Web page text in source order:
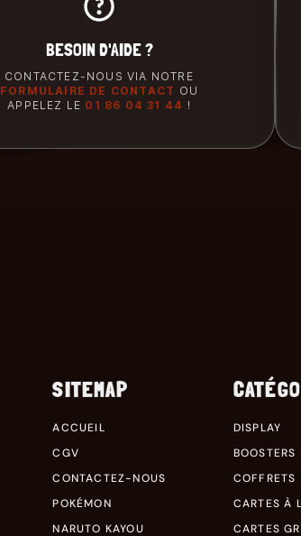
BESOIN D'AIDE ?
CONTACTEZ-NOUS VIA NOTRE
FORMULAIRE DE CONTACT OU
APPELEZ LE 01 86 04 31 44 !
SITEMAP
ACCUEIL
CGV
CONTACTEZ-NOUS
POKÉMON
NARUTO KAYOU
DISPLAY
BOOSTERS
COFFRETS
CARTES À
CARTES